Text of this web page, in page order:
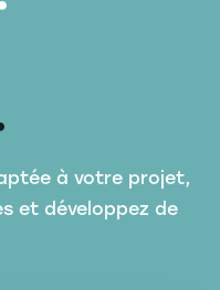
à votre projet,
et développez de